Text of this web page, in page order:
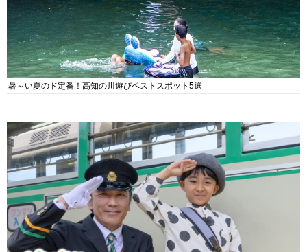
暑～い夏のド定番！高知の川遊びベストスポット5選